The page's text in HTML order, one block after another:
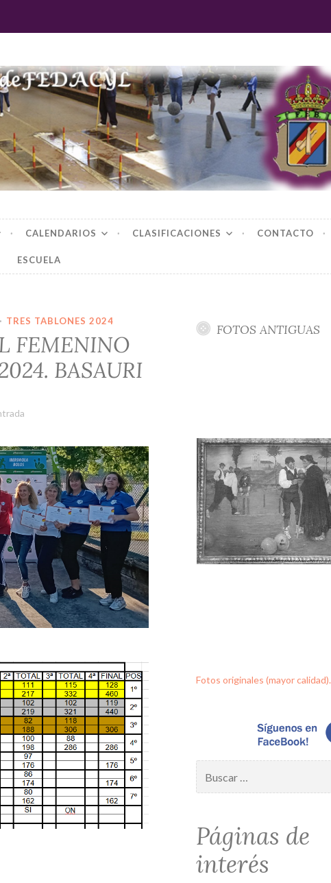
de fedacyl-bolos
CALENDARIOS CLASIFICACIONES CONTACTO
ESCUELA
· TRES TABLONES 2024
FEMENINO
BASAURI
FOTOS ANTIGUAS
Fotos originales (mayor calidad).
Páginas de
interés